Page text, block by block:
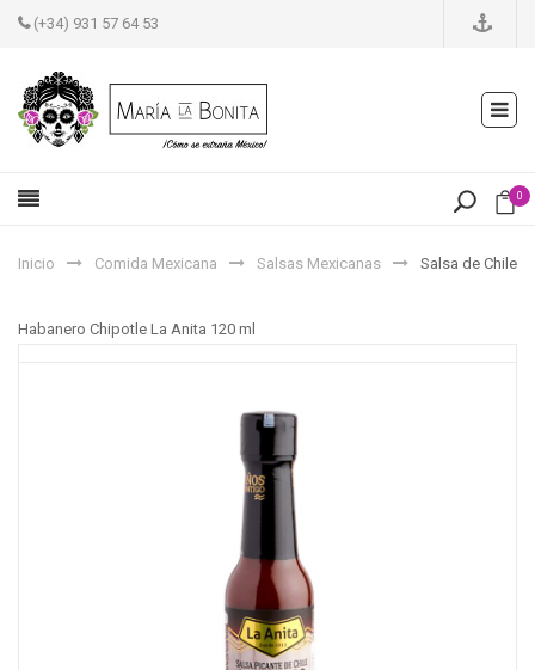
(+34) 931 57 64 53
0
Inicio Comida Mexicana Salsas Mexicanas Salsa de Chile
Habanero Chipotle La Anita 120 ml